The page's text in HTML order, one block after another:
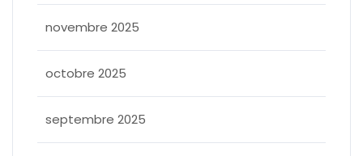
novembre 2025
octobre 2025
septembre 2025